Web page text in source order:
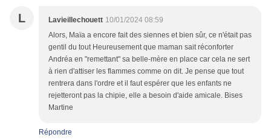
L Lavieillechouett 10/01/2024 08:59
Alors, Maïa a encore fait des siennes et bien sûr, ce n'était pas
gentil du tout Heureusement que maman sait réconforter
Andréa en "remettant" sa belle-mère en place car cela ne sert
à rien d'attiser les flammes comme on dit. Je pense que tout
rentrera dans l'ordre et il faut espérer que les enfants ne
rejetteront pas la chipie, elle a besoin d'aide amicale. Bises
Martine
Répondre